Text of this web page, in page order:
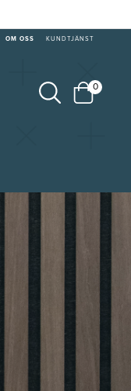
OM OSS KUNDTJÄNST
0